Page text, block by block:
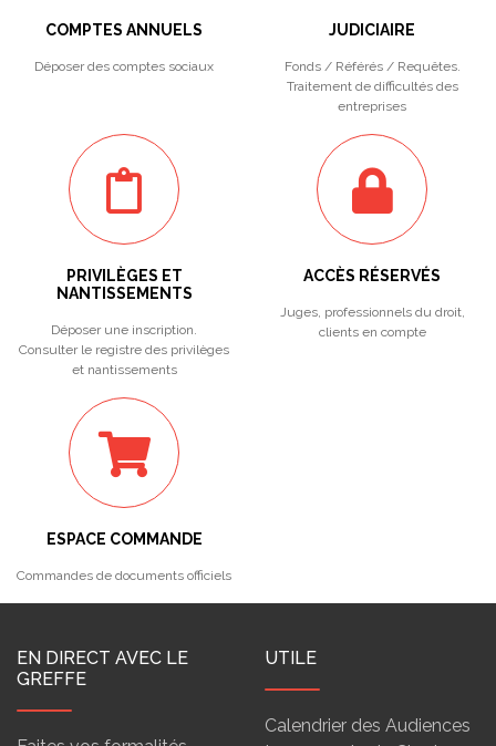
COMPTES ANNUELS
Déposer des comptes sociaux
JUDICIAIRE
Fonds / Référés / Requêtes.
Traitement de difficultés des
entreprises
PRIVILÈGES ET
NANTISSEMENTS
Déposer une inscription.
Consulter le registre des privilèges
et nantissements
ACCÈS RÉSERVÉS
Juges, professionnels du droit,
clients en compte
ESPACE COMMANDE
Commandes de documents officiels
EN DIRECT AVEC LE
GREFFE
UTILE
Calendrier des Audiences